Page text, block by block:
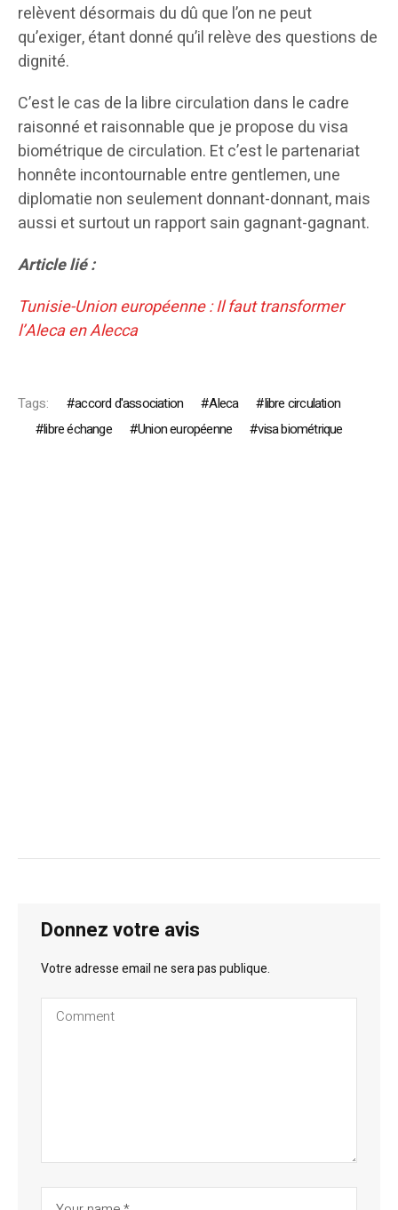
relèvent désormais du dû que l’on ne peut
qu’exiger, étant donné qu’il relève des questions de
dignité.
C’est le cas de la libre circulation dans le cadre
raisonné et raisonnable que je propose du visa
biométrique de circulation. Et c’est le partenariat
honnête incontournable entre gentlemen, une
diplomatie non seulement donnant-donnant, mais
aussi et surtout un rapport sain gagnant-gagnant.
Article lié :
Tunisie-Union européenne : Il faut transformer
l’Aleca en Alecca
Tags: accord d'association Aleca
libre circulation
libre échange
Union européenne visa biométrique
Donnez votre avis
Votre adresse email ne sera pas publique.